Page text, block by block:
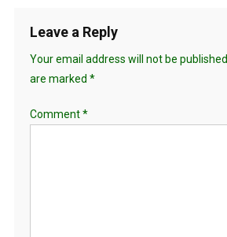
Leave a Reply
Your email address will not be published.
are marked *
Comment*